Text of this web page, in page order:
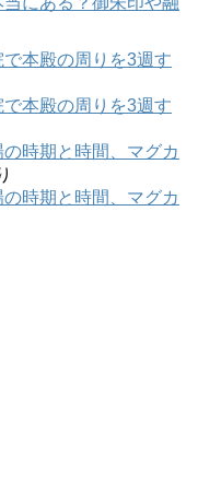
本殿の周りを3週す
本殿の周りを3週す
時期と時間、マグカ
時期と時間、マグカ